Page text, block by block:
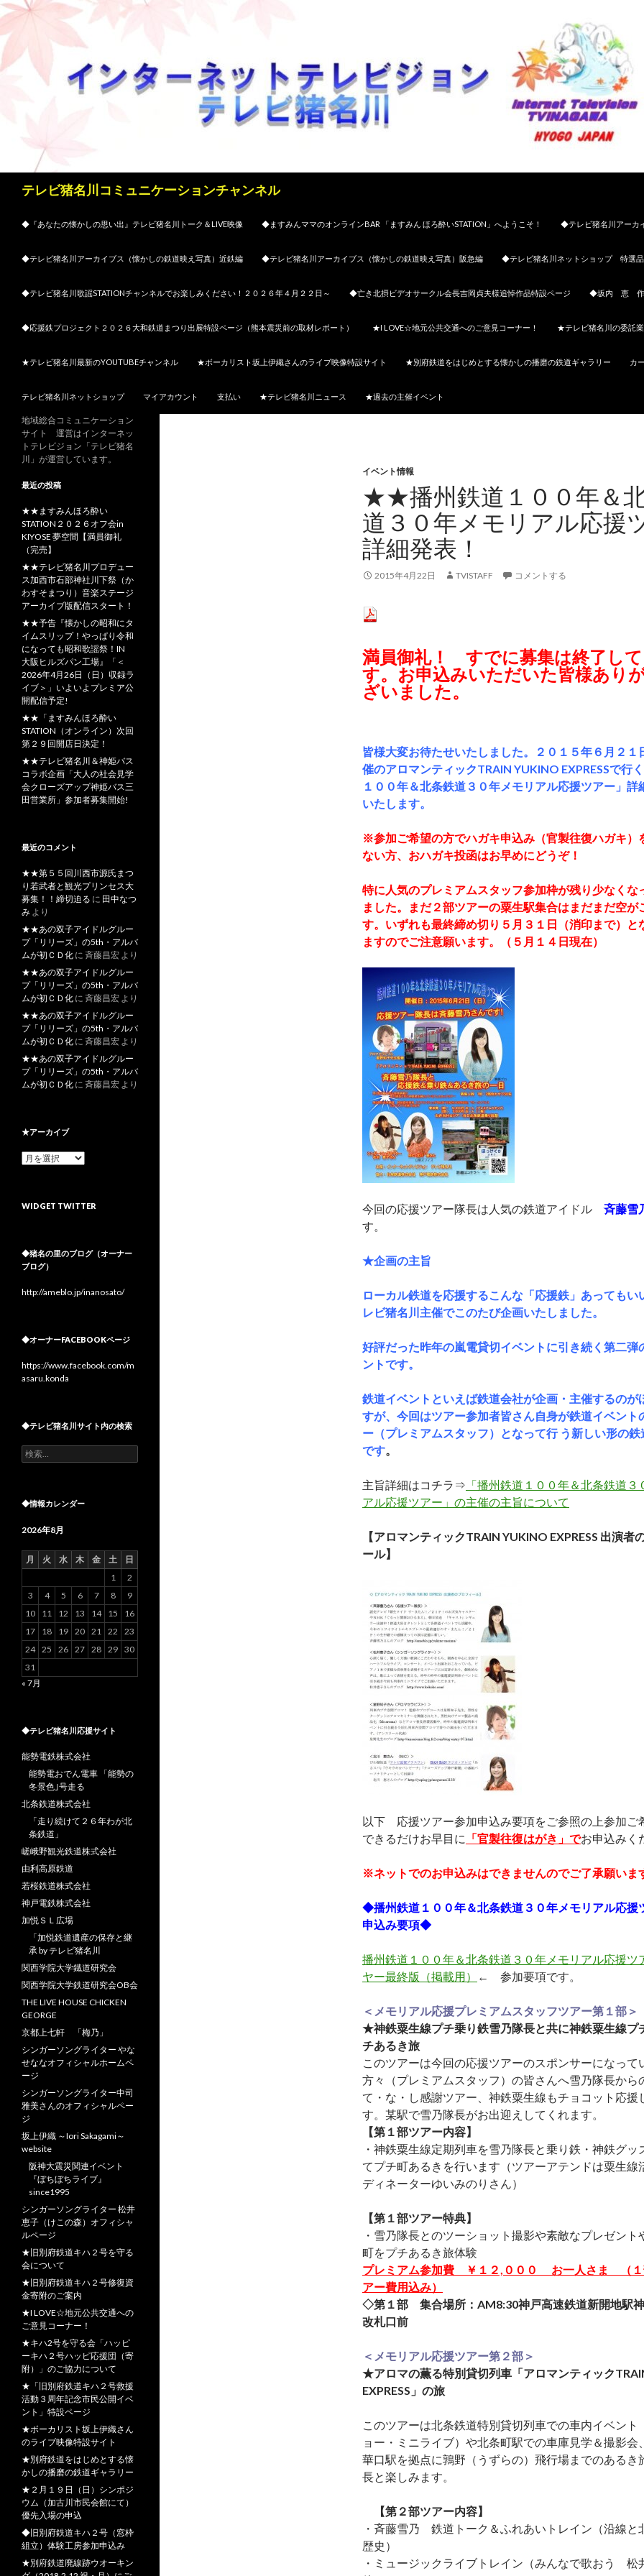
テレビ猪名川コミュニケーションチャンネル
◆『あなたの懐かしの思い出』テレビ猪名川トーク＆LIVE映像
◆ますみんママのオンラインBAR 「ますみん ほろ酔いSTATION」へようこそ！ ◆テレビ猪名川アーカ
◆テレビ猪名川アーカイブス（懐かしの鉄道映え写真）近鉄編 ◆テレビ猪名川アーカイブス（懐かしの鉄道映え写真）阪急編 ◆テレビ猪名川ネットショップ 特選品
◆テレビ猪名川歌謡STATIONチャンネルでお楽しみください！２０２６年４月２２日～ ◆亡き北摂ビデオサークル会長吉岡貞夫様追悼作品特設ページ ◆坂内 恵 作品
◆応援鉄プロジェクト２０２６大和鉄道まつり出展特設ページ（熊本震災前の取材レポート） ★I LOVE☆地元公共交通へのご意見コーナー！ ★テレビ猪名川の委託
★テレビ猪名川最新のYOUTUBEチャンネル ★ボーカリスト坂上伊織さんのライブ映像特設サイト ★別府鉄道をはじめとする懐かしの播磨の鉄道ギャラリー カ
テレビ猪名川ネットショップ マイアカウント 支払い ★テレビ猪名川ニュース ★過去の主催イベント
イベント情報
★★播州鉄道１００年＆
道３０年メモリアル応援
詳細発表！
2015年4月22日 TVISTAFF コメントする
満員御礼！ すでに募集は終了して
す。お申込みいただいた皆様あり
ざいました。
皆様大変お待たせいたしました。２０１５年６月２１
催のアロマンティックTRAIN YUKINO EXPRESSで行
１００年＆北条鉄道３０年メモリアル応援ツアー」詳
いたします。
※参加ご希望の方でハガキ申込み（官製往復ハガキ）
ない方、おハガキ投函はお早めにどうぞ！
特に人気のプレミアムスタッフ参加枠が残り少なくな
ました。まだ２部ツアーの粟生駅集合はまだまだ空が
す。いずれも最終締め切り５月３１日（消印まで）と
ますのでご注意願います。（５月１４日現在）
今回の応援ツアー隊長は人気の鉄道アイドル斉藤雪
す。
★企画の主旨
ローカル鉄道を応援するこんな「応援鉄」あってもい
レビ猪名川主催でこのたび企画いたしました。
好評だった昨年の嵐電貸切イベントに引き続く第二弾
ントです。
鉄道イベントといえば鉄道会社が企画・主催するのが
すが、今回はツアー参加者皆さん自身が鉄道イベント
ー（プレミアムスタッフ）となって行 う新しい形の鉄
です。
主旨詳細はコチラ⇒ 「播州鉄道１００年＆北条鉄道３
アル応援ツアー」の主催の主旨について
【アロマンティックTRAIN YUKINO EXPRESS 出演者
ール】
以下 応援ツアー参加申込み要項をご参照の上参加ご
できるだけお早目に 「官製往復はがき」でお申込みく
※ネットでのお申込みはできませんのでご了承願いま
◆播州鉄道１００年＆北条鉄道３０年メモリアル応援
申込み要項◆
播州鉄道１００年＆北条鉄道３０年メモリアル応援ツ
ヤー最終版（掲載用）
← 参加要項です。
＜メモリアル応援プレミアムスタッフツアー第１部＞
★神鉄粟生線プチ乗り鉄雪乃隊長と共に神鉄粟生線プ
チあるき旅
このツアーは今回の応援ツアーのスポンサーになって
方々（プレミアムスタッフ）の皆さんへ雪乃隊長から
て・な・し感謝ツアー、神鉄粟生線もチョコット応援
す。某駅で雪乃隊長がお出迎えしてくれます。
【第１部ツアー内容】
・神鉄粟生線定期列車を雪乃隊長と乗り鉄・神鉄グッ
てプチ町あるきを行います（ツアーアテンドは粟生線
ディネーターゆいみのりさん）
【第１部ツアー特典】
・雪乃隊長とのツーショット撮影や素敵なプレゼント
町をプチあるき旅体験
プレミアム参加費 ￥１２,０００ お一人さま （１
アー費用込み）
◇第１部 集合場所：AM8:30神戸高速鉄道新開地駅
改札口前
＜メモリアル応援ツアー第２部＞
★アロマの薫る特別貸切列車「アロマンティック
EXPRESS」の旅
このツアーは北条鉄道特別貸切列車での車内イベント
ョー・ミニライブ）や北条町駅での車庫見学＆撮影会
華口駅を拠点に鶉野（うずらの）飛行場までのあるき
長と楽しみます。
【第２部ツアー内容】
・斉藤雪乃 鉄道トーク＆ふれあいトレイン（沿線と
歴史）
・ミュージックライブトレイン（みんなで歌おう 松
地域総合コミュニケーション
サイト 運営はインターネッ
トテレビジョン「テレビ猪名
川」が運営しています。
最近の投稿
★★ますみんほろ酔い
STATION２０２６オフ会in
KIYOSE 夢空間【満員御礼
（完売】
★★テレビ猪名川プロデュー
ス加西市石部神社川下祭（か
わすそまつり）音楽ステージ
アーカイブ版配信スタート！
★★予告『懐かしの昭和にタ
イムスリップ！やっぱり令和
になっても昭和歌謡祭！IN
大阪ヒルズパン工場』「＜
2026年4月26日（日）収録ラ
イブ＞」いよいよプレミア公
開配信予定!
★★「ますみんほろ酔い
STATION（オンライン）次回
第２９回開店日決定！
★★テレビ猪名川＆神姫バス
コラボ企画「大人の社会見学
会クローズアップ神姫バス三
田営業所」参加者募集開始!
最近のコメント
★★第５５回川西市源氏まつ
り若武者と観光プリンセス大
募集！！締切迫る に 田中なつ
み より
★★あの双子アイドルグルー
プ「リリーズ」の5th・アルバ
ムが初ＣＤ化 に 斉藤昌宏 より
★★あの双子アイドルグルー
プ「リリーズ」の5th・アルバ
ムが初ＣＤ化 に 斉藤昌宏 より
★★あの双子アイドルグルー
プ「リリーズ」の5th・アルバ
ムが初ＣＤ化 に 斉藤昌宏 より
★★あの双子アイドルグルー
プ「リリーズ」の5th・アルバ
ムが初ＣＤ化 に 斉藤昌宏 より
★アーカイブ
★
イ
WIDGET TWITTER
◆猪名の里のブログ（オーナー
ブログ）
http://ameblo.jp/inanosato/
◆オーナーFACEBOOKページ
https://www.facebook.com/m
asaru.konda
◆テレビ猪名川サイト内の検索
検
索:
◆情報カレンダー
2026年8月
月 火 水 木 金 土
日
1
2
3
4 5 6 7 8
9
10
11 12 13 14 15
16
17
18 19 20 21 22
23
24 25 26 27 28 29 30
31
« 7月
◆テレビ猪名川応援サイト
能勢電鉄株式会社
能勢電おでん電車 「能勢の
冬景色｣号走る
北条鉄道株式会社
「走り続けて２６年わが北
条鉄道」
嵯峨野観光鉄道株式会社
由利高原鉄道
若桜鉄道株式会社
神戸電鉄株式会社
加悦ＳＬ広場
「加悦鉄道遺産の保存と継
承 by テレビ猪名川
関西学院大学鐡道研究会
関西学院大学鉄道研究会OB会
THE LIVE HOUSE CHICKEN
GEORGE
京都上七軒 「梅乃」
シンガーソングライター やな
せななオフィシャルホームペ
ージ
シンガーソングライター中司
雅美さんのオフィシャルペー
ジ
坂上伊織 ～Iori Sakagami～
website
阪神大震災関連イベント
『ぼちぼちライブ』
since1995
シンガーソングライター 松井
恵子（けこの森）オフィシャ
ルページ
★旧別府鉄道キハ２号を守る
会について
★旧別府鉄道キハ２号修復資
金寄附のご案内
★I LOVE☆地元公共交通への
ご意見コーナー！
★キハ2号を守る会「ハッピ
ーキハ２号ハッピ応援団（寄
附）」のご協力について
★「旧別府鉄道キハ２号救援
活動３周年記念市民公開イベ
ント」特設ページ
★ボーカリスト坂上伊織さん
のライブ映像特設サイト
★別府鉄道をはじめとする懐
かしの播磨の鉄道ギャラリー
★２月１９日（日）シンポジ
ウム（加古川市民会館にて）
優先入場の申込
◆旧別府鉄道キハ２号（窓枠
組立）体験工房参加申込み
★別府鉄道廃線跡ウオーキン